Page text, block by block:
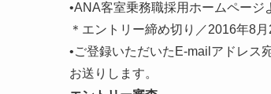
•ANA客室乗務職採用ホームページ
＊エントリー締め切り／2016年8
•ご登録いただいたE-mailアドレス
お送りします。